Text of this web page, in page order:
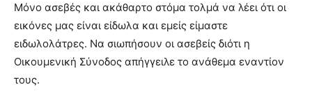
Μόνο ασεβές και ακάθαρτο στόμα τολμά να λέει ότι οι
εικόνες μας είναι είδωλα και εμείς είμαστε
ειδωλολάτρες. Να σιωπήσουν οι ασεβείς διότι η
Οικουμενική Σύνοδος απήγγειλε το ανάθεμα εναντίον
τους.